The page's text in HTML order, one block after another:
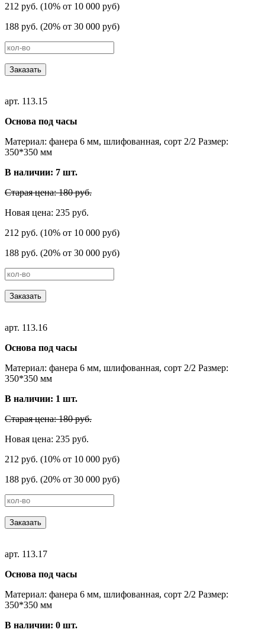
212 руб. (10% от 10 000 руб)
188 руб. (20% от 30 000 руб)
Заказать
арт. 113.15
Основа под часы
Материал: фанера 6 мм, шлифованная, сорт 2/2 Размер:
350*350 мм
В наличии: 7 шт.
Старая цена: 180 руб.
Новая цена: 235 руб.
212 руб. (10% от 10 000 руб)
188 руб. (20% от 30 000 руб)
Заказать
арт. 113.16
Основа под часы
Материал: фанера 6 мм, шлифованная, сорт 2/2 Размер:
350*350 мм
В наличии: 1 шт.
Старая цена: 180 руб.
Новая цена: 235 руб.
212 руб. (10% от 10 000 руб)
188 руб. (20% от 30 000 руб)
Заказать
арт. 113.17
Основа под часы
Материал: фанера 6 мм, шлифованная, сорт 2/2 Размер:
350*350 мм
В наличии: 0 шт.